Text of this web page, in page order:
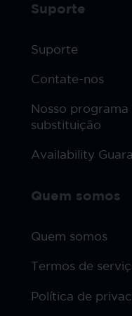
Quem somos
Quem somos
Termos de
Política de
Suporte
Suporte
Contate-nos
Nosso
substituição
Availability